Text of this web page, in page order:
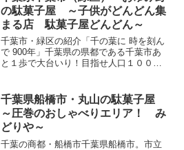
け、いつまでも開通しない高速...
の駄菓子屋 ～子供がどんどん集
まる店 駄菓子屋どんどん～
千葉市・緑区の紹介「千の葉に 時を刻ん
で 900年」千葉県の県都である千葉市あ
と１歩で大台いり！目指せ人口１００万
（美浜区・花見川区・緑区・若葉区・稲
毛区・中央区）...
千葉県船橋市・丸山の駄菓子屋
～圧巻のおしゃべりエリア！ み
どりや～
千葉の商都・船橋市千葉県船橋市。市立